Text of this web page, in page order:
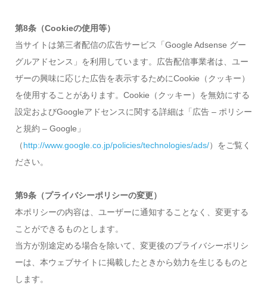
第8条（Cookieの使用等）
当サイトは第三者配信の広告サービス「Google Adsense グー
グルアドセンス」を利用しています。広告配信事業者は、ユー
ザーの興味に応じた広告を表示するためにCookie（クッキー）
を使用することがあります。Cookie（クッキー）を無効にする
設定およびGoogleアドセンスに関する詳細は「広告 – ポリシー
と規約 – Google」
（http://www.google.co.jp/policies/technologies/ads/）をご覧く
ださい。
第9条（プライバシーポリシーの変更）
本ポリシーの内容は、ユーザーに通知することなく、変更する
ことができるものとします。
当方が別途定める場合を除いて、変更後のプライバシーポリシ
ーは、本ウェブサイトに掲載したときから効力を生じるものと
します。